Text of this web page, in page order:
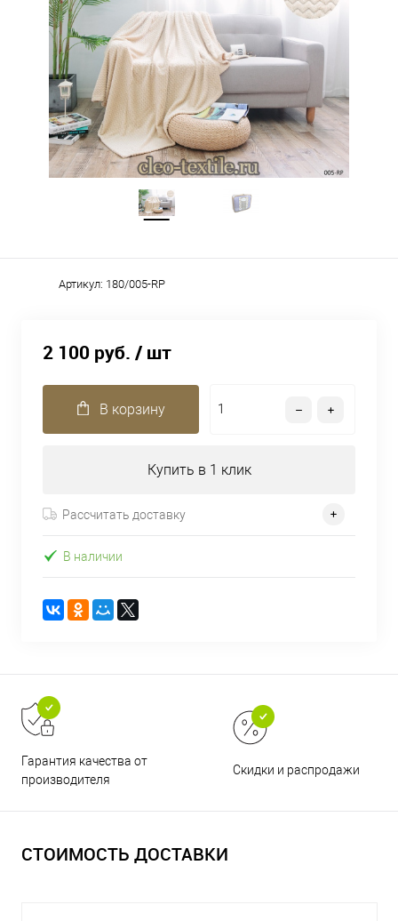
Артикул: 180/005-RP
2 100 руб. / шт
В корзину
Купить в 1 клик
Рассчитать доставку
В наличии
Гарантия качества от
производителя
Скидки и распродажи
СТОИМОСТЬ ДОСТАВКИ